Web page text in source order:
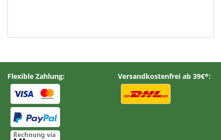
Flexible Zahlung: Versandkostenfrei ab 39€*: